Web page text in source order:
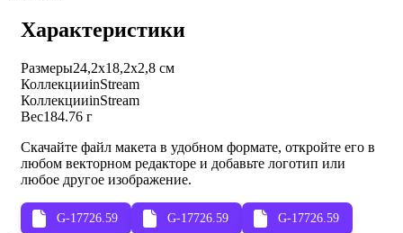
Характеристики
Размеры24,2х18,2х2,8 см
КоллекцииinStream
КоллекцииinStream
Вес184.76 г
Скачайте файл макета в удобном формате, откройте его в
любом векторном редакторе и добавьте логотип или
любое другое изображение.
G-17726.59 G-17726.59 G-17726.59